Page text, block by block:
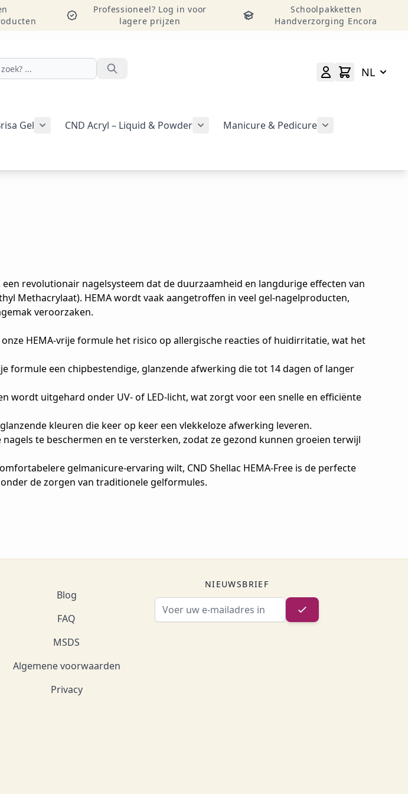
Professioneel? Log in voor
lagere prijzen
Schoolpakketten
Handverzorging Encora
NL
Gel
CND Acryl – Liquid & Powder
Manicure & Pedicure
revolutionair nagelsysteem dat de duurzaamheid en langdurige effecten van
Methacrylaat). HEMA wordt vaak aangetroffen in veel gel-nagelproducten,
veroorzaken.
HEMA-vrije formule het risico op allergische reacties of huidirritatie, wat het
formule een chipbestendige, glanzende afwerking die tot 14 dagen of langer
wordt uitgehard onder UV- of LED-licht, wat zorgt voor een snelle en efficiënte
kleuren die keer op keer een vlekkeloze afwerking leveren.
te beschermen en te versterken, zodat ze gezond kunnen groeien terwijl
gelmanicure-ervaring wilt, CND Shellac HEMA-Free is de perfecte
de zorgen van traditionele gelformules.
Blog
FAQ
MSDS
Algemene voorwaarden
Privacy
NIEUWSBRIEF
E-mailadres